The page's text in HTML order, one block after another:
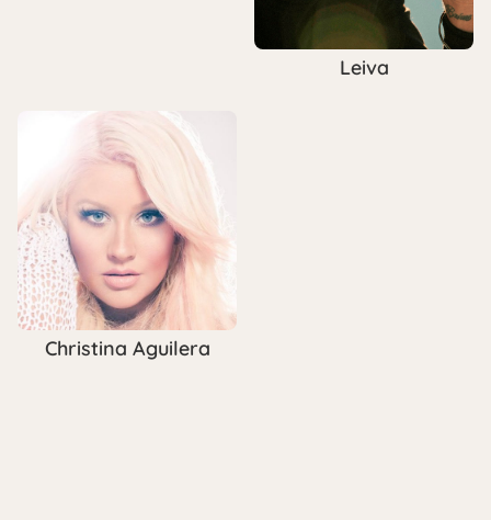
Leiva
Christina Aguilera